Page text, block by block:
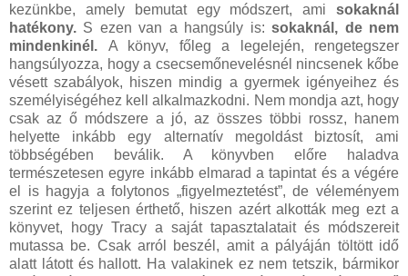
kezünkbe, amely bemutat egy módszert, ami sokaknál
hatékony. S ezen van a hangsúly is: sokaknál, de nem
mindenkinél. A könyv, főleg a legelején, rengetegszer
hangsúlyozza, hogy a csecsemőnevelésnél nincsenek kőbe
vésett szabályok, hiszen mindig a gyermek igényeihez és
személyiségéhez kell alkalmazkodni. Nem mondja azt, hogy
csak az ő módszere a jó, az összes többi rossz, hanem
helyette inkább egy alternatív megoldást biztosít, ami
többségében beválik. A könyvben előre haladva
természetesen egyre inkább elmarad a tapintat és a végére
el is hagyja a folytonos „figyelmeztetést”, de véleményem
szerint ez teljesen érthető, hiszen azért alkották meg ezt a
könyvet, hogy Tracy a saját tapasztalatait és módszereit
mutassa be. Csak arról beszél, amit a pályáján töltött idő
alatt látott és hallott. Ha valakinek ez nem tetszik, bármikor